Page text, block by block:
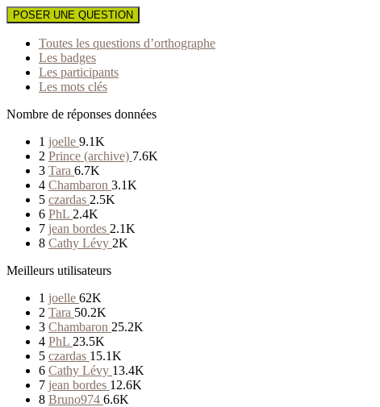
POSER UNE QUESTION
Toutes les questions d’orthographe
Les badges
Les participants
Les mots clés
Nombre de réponses données
1 joelle 9.1K
2 Prince (archive) 7.6K
3 Tara 6.7K
4 Chambaron 3.1K
5 czardas 2.5K
6 PhL 2.4K
7 jean bordes 2.1K
8 Cathy Lévy 2K
Meilleurs utilisateurs
1 joelle 62K
2 Tara 50.2K
3 Chambaron 25.2K
4 PhL 23.5K
5 czardas 15.1K
6 Cathy Lévy 13.4K
7 jean bordes 12.6K
8 Bruno974 6.6K